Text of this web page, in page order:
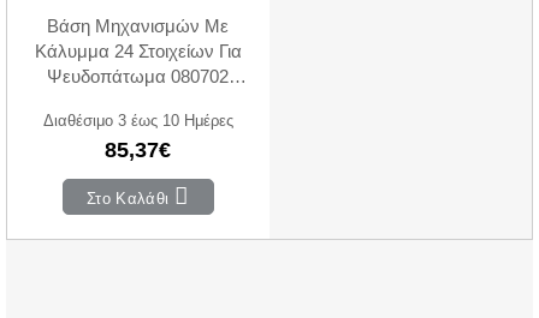
Βάση Μηχανισμών Με
Κάλυμμα 24 Στοιχείων Για
Ψευδοπάτωμα 080702
Διαθέσιμο 3 έως 10 Ημέρες
85,37€
Στο Καλάθι